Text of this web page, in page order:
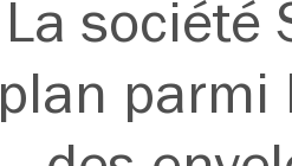
La société
plan parmi